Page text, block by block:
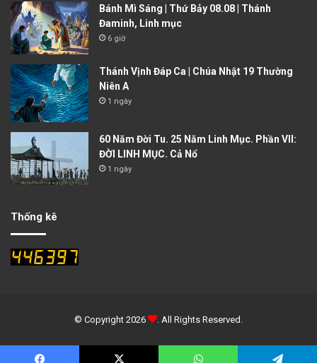
Bánh Mì Sáng | Thứ Bảy 08.08 | Thánh
Đaminh, Linh mục
6 giờ
Thánh Vịnh Đáp Ca | Chúa Nhật 19 Thường
Niên A
1 ngày
60 Năm Đời Tu. 25 Năm Linh Mục. Phần VII:
ĐỜI LINH MỤC. Cả Nổ
1 ngày
Thống kê
© Copyright 2026 . All Rights Reserved.